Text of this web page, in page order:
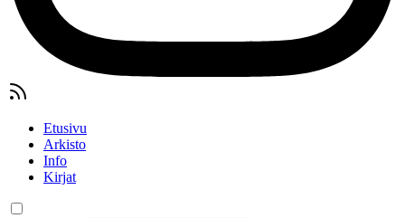
Etusivu
Arkisto
Info
Kirjat